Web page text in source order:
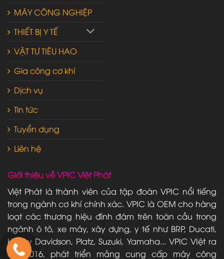
MÁY CÔNG NGHIỆP
THIẾT BỊ Y TẾ
VẬT TƯ TIÊU HAO
Gia công cơ khí
Dịch vụ
Tin tức
Tuyển dụng
Liên hệ
Giới thiệu về VPIC Việt Phát
Việt Phát là thành viên của tập đoàn VPIC nổi tiếng
trong ngành cơ khí chính xác. VPIC là OEM cho hàng
loạt các thương hiệu đình đám trên toàn cầu trong
ngành ô tô, xe máy, xây dựng, y tế như BRP, Ducati,
Harley Davidson, Platz, Suzuki, Yamaha... VPIC VIệt ra
đời 2016, phát triển mảng cung cấp máy công